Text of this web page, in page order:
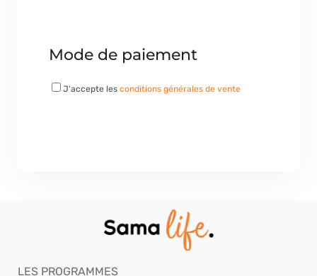
Mode de paiement
J'accepte les conditions générales de vente
LES PROGRAMMES